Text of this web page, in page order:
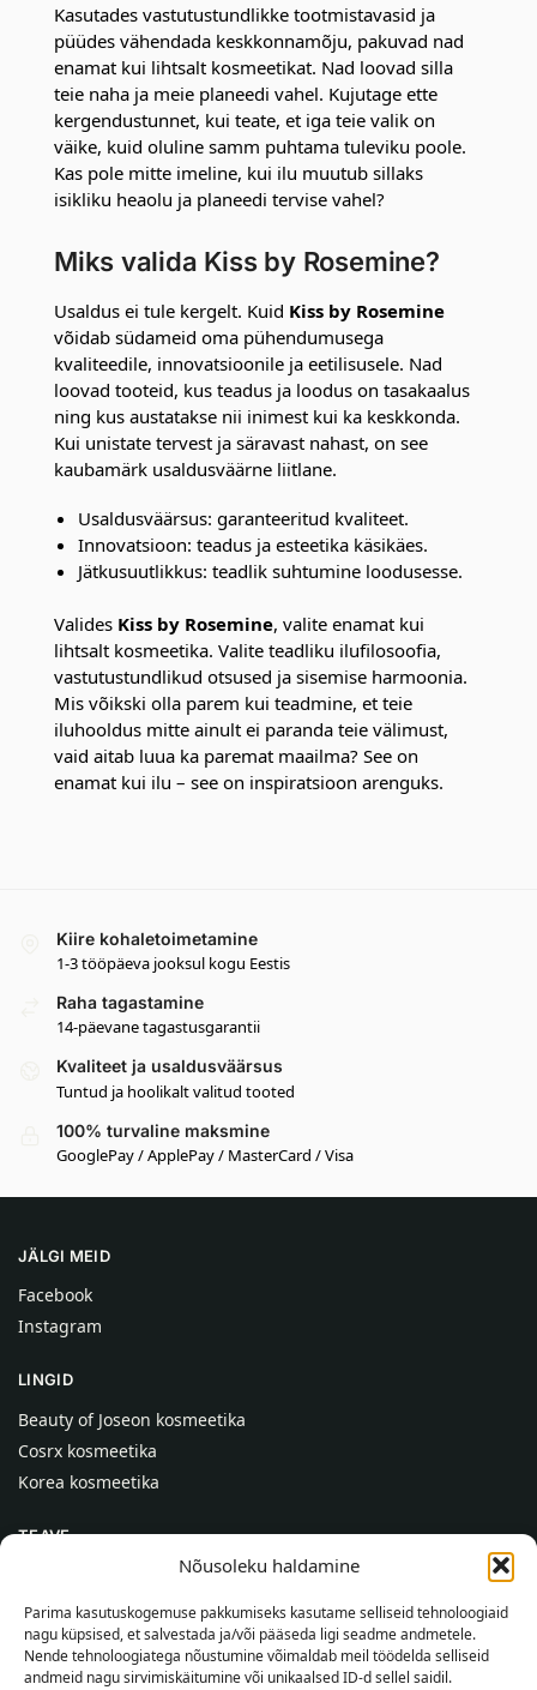
Nõusoleku haldamine
Parima kasutuskogemuse pakkumiseks kasutame selliseid tehnoloogiaid
nagu küpsised, et salvestada ja/või pääseda ligi seadme andmetele.
Nende tehnoloogiatega nõustumine võimaldab meil töödelda selliseid
andmeid nagu sirvimiskäitumine või unikaalsed ID-d sellel saidil.
Kasutades vastutustundlikke tootmistavasid ja
püüdes vähendada keskkonnamõju, pakuvad nad
enamat kui lihtsalt kosmeetikat. Nad loovad silla
teie naha ja meie planeedi vahel. Kujutage ette
kergendustunnet, kui teate, et iga teie valik on
väike, kuid oluline samm puhtama tuleviku poole.
Kas pole mitte imeline, kui ilu muutub sillaks
isikliku heaolu ja planeedi tervise vahel?
Miks valida Kiss by Rosemine?
Usaldus ei tule kergelt. Kuid Kiss by Rosemine
võidab südameid oma pühendumusega
kvaliteedile, innovatsioonile ja eetilisusele. Nad
loovad tooteid, kus teadus ja loodus on tasakaalus
ning kus austatakse nii inimest kui ka keskkonda.
Kui unistate tervest ja säravast nahast, on see
kaubamärk usaldusväärne liitlane.
Usaldusväärsus: garanteeritud kvaliteet.
Innovatsioon: teadus ja esteetika käsikäes.
Jätkusuutlikkus: teadlik suhtumine loodusesse.
Valides Kiss by Rosemine, valite enamat kui
lihtsalt kosmeetika. Valite teadliku ilufilosoofia,
vastutustundlikud otsused ja sisemise harmoonia.
Mis võikski olla parem kui teadmine, et teie
iluhooldus mitte ainult ei paranda teie välimust,
vaid aitab luua ka paremat maailma? See on
enamat kui ilu – see on inspiratsioon arenguks.
Kiire kohaletoimetamine
1-3 tööpäeva jooksul kogu Eestis
Raha tagastamine
14-päevane tagastusgarantii
Kvaliteet ja usaldusväärsus
Tuntud ja hoolikalt valitud tooted
100% turvaline maksmine
GooglePay / ApplePay / MasterCard / Visa
JÄLGI MEID
Facebook
Instagram
LINGID
Beauty of Joseon kosmeetika
Cosrx kosmeetika
Korea kosmeetika
TEAVE
Kontaktid
Abi